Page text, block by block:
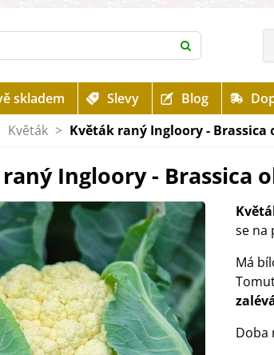
skladem Slevy Blog
Květák > Květák raný Ingloory - Brassica
Ingloory - Brassica
se na
Má
Doba